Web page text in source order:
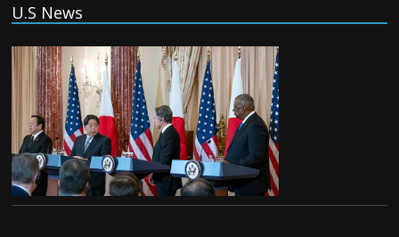
(Tiếng Việt) Trung Quốc va chạm với
Philippines trong khi vẫn cứu thuyền viên
Việt Nam, vì sao?
Tuesday August 4th, 2026
(Tiếng Việt) Ba người thiệt mạng khi bom
U.S News